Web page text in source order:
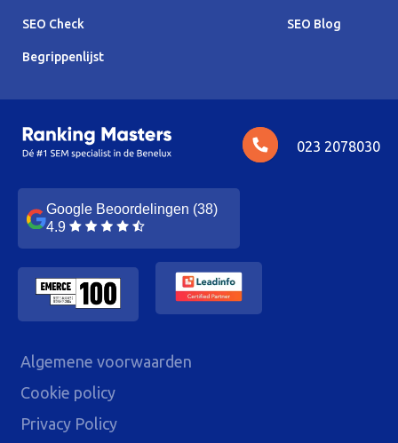
SEO Check SEO Blog
Begrippenlijst
023 2078030
Google Beoordelingen (38)
4.9
Algemene voorwaarden
Cookie policy
Privacy Policy